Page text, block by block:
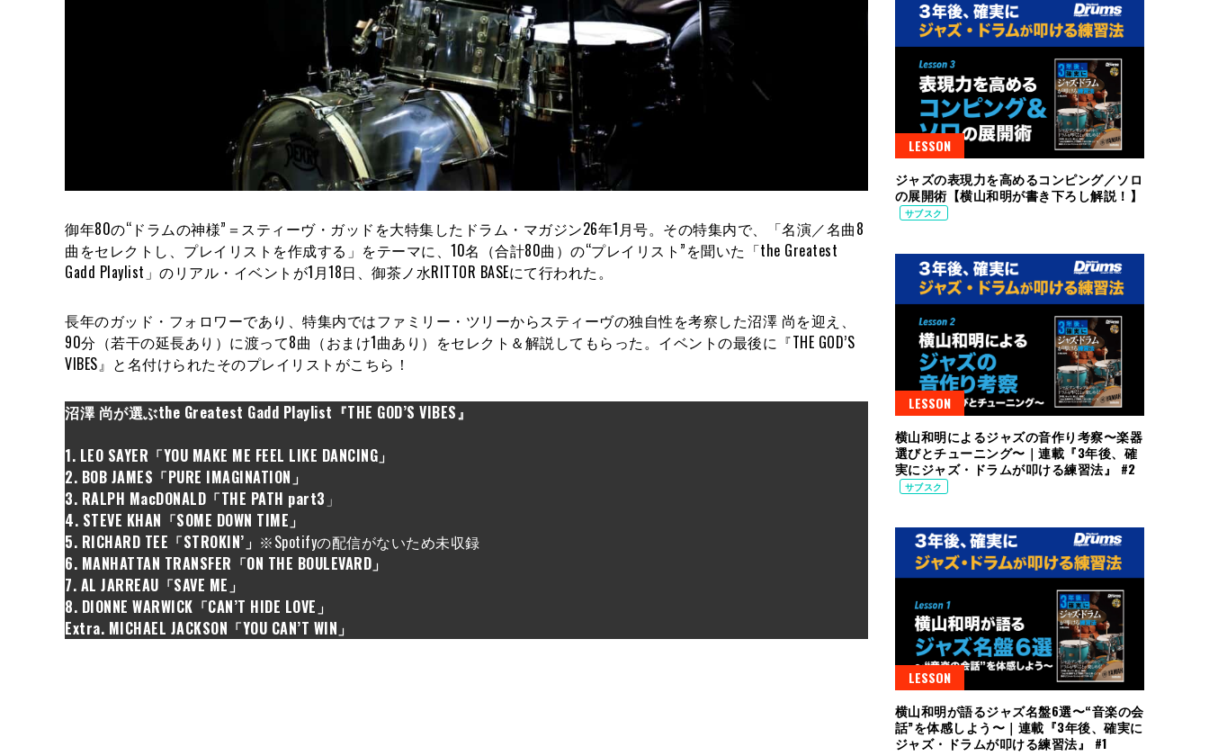
御年80の“ドラムの神様”＝スティーヴ・ガッドを大特集したドラム・マガジン26年1月号。その特集内で、「名演／名曲8
曲をセレクトし、プレイリストを作成する」をテーマに、10名（合計80曲）の“プレイリスト”を聞いた「the Greatest
Gadd Playlist」のリアル・イベントが1月18日、御茶ノ水RITTOR BASEにて行われた。
長年のガッド・フォロワーであり、特集内ではファミリー・ツリーからスティーヴの独自性を考察した沼澤 尚を迎え、
90分（若干の延長あり）に渡って8曲（おまけ1曲あり）をセレクト＆解説してもらった。イベントの最後に『THE GOD’S
VIBES』と名付けられたそのプレイリストがこちら！
沼澤 尚が選ぶthe Greatest Gadd Playlist『THE GOD’S VIBES』
1. LEO SAYER「YOU MAKE ME FEEL LIKE DANCING」
2. BOB JAMES「PURE IMAGINATION」
3. RALPH MacDONALD「THE PATH part3 」
4. STEVE KHAN「SOME DOWN TIME」
5. RICHARD TEE「STROKIN’」 ※Spotifyの配信がないため未収録
6. MANHATTAN TRANSFER「ON THE BOULEVARD」
7. AL JARREAU「SAVE ME」
8. DIONNE WARWICK「CAN’T HIDE LOVE」
Extra. MICHAEL JACKSON「YOU CAN’T WIN」
LESSON
ジャズの表現力を高めるコンピング／ソロ
の展開術【横山和明が書き下ろし解説！】
サブスク
LESSON
横山和明によるジャズの音作り考察〜楽器
選びとチューニング〜｜連載『3年後、確
実にジャズ・ドラムが叩ける練習法』 #2
サブスク
LESSON
横山和明が語るジャズ名盤6選〜“音楽の会
話”を体感しよう〜｜連載『3年後、確実に
ジャズ・ドラムが叩ける練習法』 #1